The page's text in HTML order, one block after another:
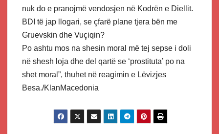
nuk do e pranojmë vendosjen në Kodrën e Diellit.
BDI të jap llogari, se çfarë plane tjera bën me
Gruevskin dhe Vuçiqin?
Po ashtu mos na shesin moral më tej sepse i doli
në shesh loja dhe del qartë se ‘prostituta’ po na
shet moral”, thuhet në reagimin e Lëvizjes
Besa./KlanMacedonia